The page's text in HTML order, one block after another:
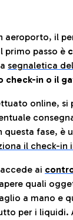
aeroporto, il
primo passo è
segnaletica
check-in o il
online, si
questa fase, è
il check-in
ai
quali
a mano e
per i liquidi.